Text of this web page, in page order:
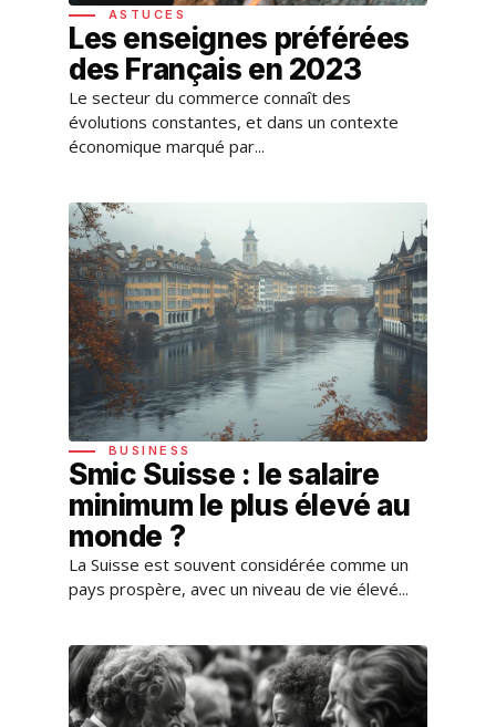
ASTUCES
Les enseignes préférées
des Français en 2023
Le secteur du commerce connaît des
évolutions constantes, et dans un contexte
économique marqué par...
BUSINESS
Smic Suisse : le salaire
minimum le plus élevé au
monde ?
La Suisse est souvent considérée comme un
pays prospère, avec un niveau de vie élevé...